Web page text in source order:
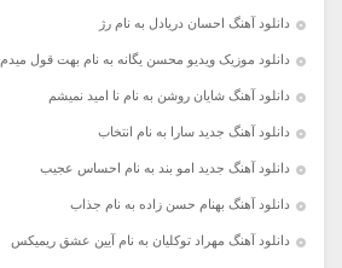
دانلود آهنگ احسان دریادل به نام رژ
دانلود موزیک ویدیو محسن یگانه به نام بهت قول میدم
دانلود آهنگ شایان روشن به نام نا امید نمیشم
دانلود آهنگ جدید سارا به نام انتخاب
دانلود آهنگ جدید امو بند به نام احساس عجیب
دانلود آهنگ بهنام حسن زاده به نام جذاب
دانلود آهنگ مهراد توکلیان به نام آیین عشق ریمیکس